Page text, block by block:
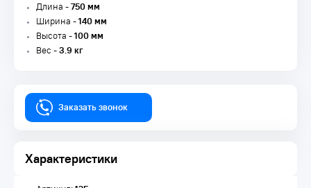
Длина -750 мм
Ширина -140 мм
Высота -100 мм
Вес -3.9 кг
Заказать звонок
Характеристики